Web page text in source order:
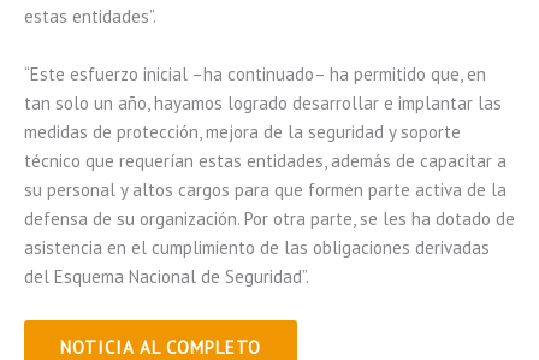
estas entidades”.
“Este esfuerzo inicial –ha continuado– ha permitido que, en
tan solo un año, hayamos logrado desarrollar e implantar las
medidas de protección, mejora de la seguridad y soporte
técnico que requerían estas entidades, además de capacitar a
su personal y altos cargos para que formen parte activa de la
defensa de su organización. Por otra parte, se les ha dotado de
asistencia en el cumplimiento de las obligaciones derivadas
del Esquema Nacional de Seguridad”.
NOTICIA AL COMPLETO